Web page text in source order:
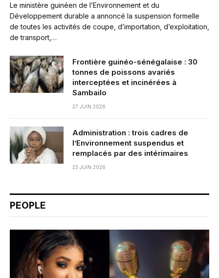
Le ministère guinéen de l’Environnement et du
Développement durable a annoncé la suspension formelle
de toutes les activités de coupe, d’importation, d’exploitation,
de transport,…
Frontière guinéo-sénégalaise : 30
tonnes de poissons avariés
interceptées et incinérées à
Sambailo
27 JUIN 2026
Administration : trois cadres de
l’Environnement suspendus et
remplacés par des intérimaires
23 JUIN 2026
PEOPLE